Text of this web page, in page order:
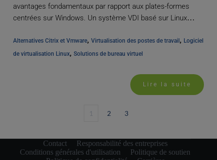
avantages fondamentaux par rapport aux plates-formes
centrées sur Windows. Un système VDI basé sur Linux
Alternatives Citrix et Vmware, Virtualisation des postes de travail , Logiciel
de virtualisation Linux, Solutions de bureau virtuel
Lire la suite
1 2 3
Contact
Responsabilité des entreprises
Conditions générales d'utilisation
Politique de soutien